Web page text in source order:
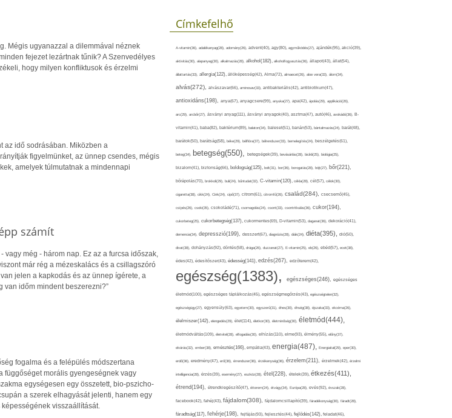
Mégis ugyanazzal a dilemmával néznek
fejezet lezártnak tűnik? A Szenvedélyes
hogy milyen konfliktusok és érzelmi
az idő sodrásában. Miközben a
figyelmünket, az ünnep csendes, mégis
amelyek túlmutatnak a mindennapi
számít
még - három nap. Ez az a furcsa időszak,
már rég a mézeskalács és a csillagszóró
jelen a kapkodás és az ünnep ígérete, a
van időm mindent beszerezni?”
fogalma és a felépülés módszertana
függőséget morális gyengeségnek vagy
egységesen egy összetett, bio-pszicho-
a szerek elhagyását jelenti, hanem egy
visszaállítását.
Címkefelhő
A-vitamin(36), adalékanyag(28), adomány(26), advent(40), agy(80), agyműködés(27), ajándék(95), akció(39),
aktivitás(30), alapanyag(30), alkalmazás(28), alkohol(182), alkoholfogyasztás(36), állapot(43), állat(54),
állattartás(33), allergia(122), állóképesség(42), Alma(72), almaecet(26), aloe vera(33), álom(34),
alvás(272), alvászavar(66), aminosav(33), antibakteriális(42), antibiotikum(47),
antioxidáns(198), anya(67), anyagcsere(99), anyuka(27), apa(42), ápolás(29), applikáció(26),
arc(29), arcbőr(27), ásványi anyag(111), ásványi anyagok(40), asztma(47), autó(46), avokádó(36), B-
vitamin(41), baba(82), baktérium(89), balaton(34), baleset(51), banán(53), bántalmazás(24), barát(48),
barátok(50), barátság(58), béke(29), bélflóra(37), bélrendszer(33), bemelegítés(24), beszélgetés(61),
beteg(34), betegség(550), betegségek(39), bevásárlás(28), bicikli(25), biológia(25),
bizalom(41), biztonság(66), boldogság(125), bolt(31), bor(36), borogatás(28), böjt(27), bőr(221),
bőrápolás(70), brokkoli(29), buli(24), bűntudat(32), C-vitamin(120), cékla(28), cél(57), célok(30),
cigaretta(38), cikk(24), Cink(24), cipő(37), citrom(61), citromfű(26), család(284), csecsemő(45),
csípés(26), csoki(35), csokoládé(71), csomagolás(24), csont(33), csontritkulás(36), cukor(194),
cukorbeteg(25), cukorbetegség(137), cukormentes(69), D-vitamin(53), daganat(36), dekoráció(41),
demencia(34), depresszió(199), desszert(67), diagnózis(28), diák(24), diéta(395), dió(50),
divat(38), dohányzás(92), döntés(58), drága(26), duzzanat(27), E-vitamin(25), eb(26), ebéd(57), ecet(38),
édes(42), édesítőszer(43), édesség(141), edzés(267), edzőterem(42),
egészség(1383), egészséges(246), egészséges
életmód(100), egészséges táplálkozás(45), egészségmegőrzés(43), egészségtelen(32),
egészségügy(27), egyensúly(63), egyetem(30), egyszerű(31), éhes(30), éhség(38), éjszaka(33), ekcéma(26),
élelmiszer(142), elengedés(29), élet(114), életkor(30), életminőség(30), életmód(444),
életmódváltás(109), életvitel(28), elfogadás(30), elhízás(110), elme(93), élmény(55), előny(37),
elvárás(32), ember(38), emésztés(166), empátia(43), energia(487), Energiaital(29), eper(30),
erdő(36), eredmény(47), erő(36), érrendszer(36), érzékenység(36), érzelem(211), érzelmek(42), érzelmi
intelligencia(28), érzés(39), esemény(27), eszköz(28), étel(228), ételek(39), étkezés(411),
étrend(194), étrendkiegészítő(47), étterem(24), étvágy(34), Európa(28), evés(92), évszak(28),
facebook(42), fahéj(43), fájdalom(308), fájdalomcsillapító(39), fáradékonyság(30), fáradt(28),
fáradtság(117), fehérje(198), fejfájás(93), fejlesztés(44), fejlődés(142), feladat(46),